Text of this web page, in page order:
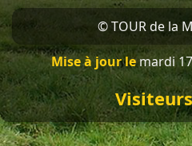
© TOUR de la
Mise à jour lemardi